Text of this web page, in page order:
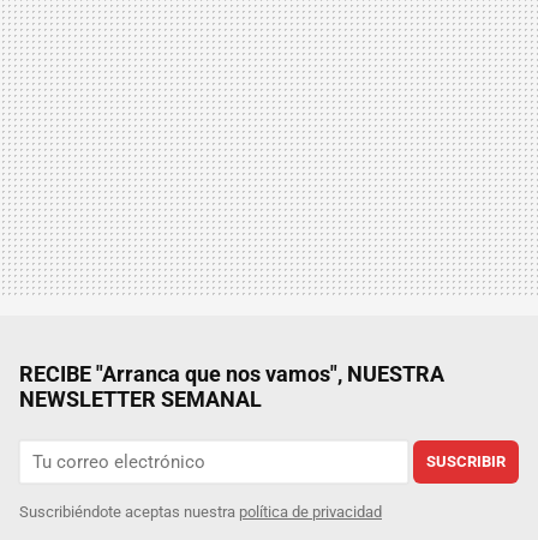
RECIBE "Arranca que nos vamos", NUESTRA
NEWSLETTER SEMANAL
SUSCRIBIR
Suscribiéndote aceptas nuestra política de privacidad